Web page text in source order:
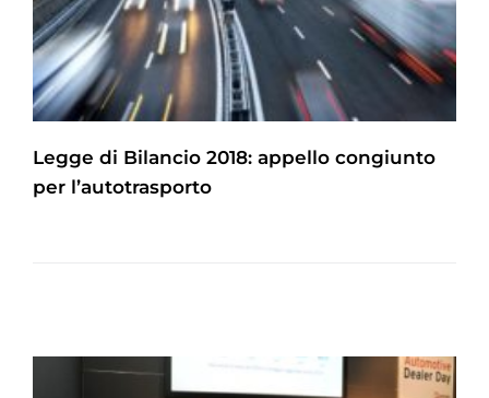
Legge di Bilancio 2018: appello congiunto
per l’autotrasporto